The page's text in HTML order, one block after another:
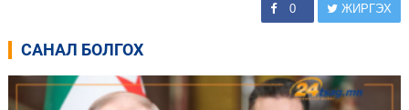
0 ЖИРГЭХ
САНАЛ БОЛГОХ